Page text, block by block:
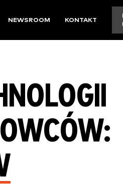
NEWSROOM KONTAKT